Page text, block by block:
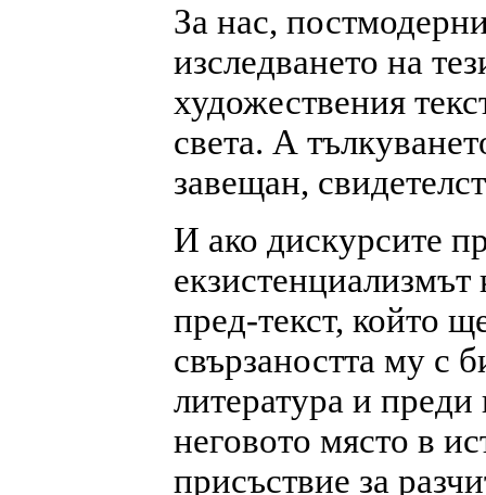
За нас,
изследването на
художествения
света. А
завещан,
И ако дискурсите
пред-текст, който
свързаността му с
литература и преди
неговото място в
присъствие за